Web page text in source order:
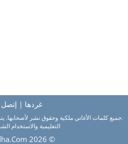
غردها | إتصل
.جميع كلمات الأغاني ملكية وحقوق نشر لأصحابها.
التعليمية والاستخدام
© 2026